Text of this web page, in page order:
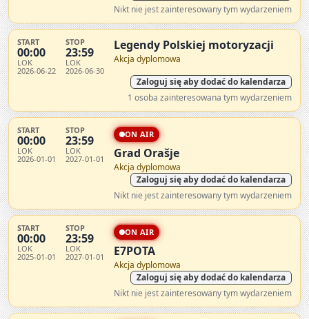
Nikt nie jest zainteresowany tym wydarzeniem
START
00:00
LOK
2026-06-22
STOP
23:59
LOK
2026-06-30
Legendy Polskiej motoryzacji
Akcja dyplomowa
Zaloguj się aby dodać do kalendarza
1 osoba zainteresowana tym wydarzeniem
START
00:00
LOK
2026-01-01
STOP
23:59
LOK
2027-01-01
ON AIR
Grad Orašje
Akcja dyplomowa
Zaloguj się aby dodać do kalendarza
Nikt nie jest zainteresowany tym wydarzeniem
START
00:00
LOK
2025-01-01
STOP
23:59
LOK
2027-01-01
ON AIR
E7POTA
Akcja dyplomowa
Zaloguj się aby dodać do kalendarza
Nikt nie jest zainteresowany tym wydarzeniem